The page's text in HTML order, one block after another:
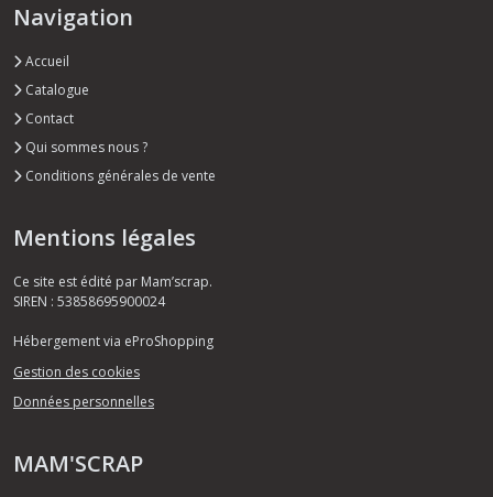
Navigation
Accueil
Catalogue
Contact
Qui sommes nous ?
Conditions générales de vente
Mentions légales
Ce site est édité par Mam’scrap.
SIREN : 53858695900024
Hébergement via eProShopping
Gestion des cookies
Données personnelles
MAM'SCRAP